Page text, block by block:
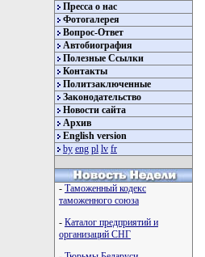
Пресса о нас
Фотогалерея
Вопрос-Ответ
Автобиография
Полезные Ссылки
Контакты
Политзаключенные
Законодательство
Новости сайта
Архив
English version
by eng pl lv fr
- Таможенный кодекс
таможенного союза
- Каталог предприятий и
организаций СНГ